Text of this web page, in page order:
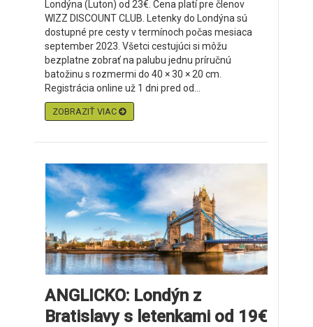
Londýna (Luton) od 23€. Cena platí pre členov
WIZZ DISCOUNT CLUB. Letenky do Londýna sú
dostupné pre cesty v termínoch počas mesiaca
september 2023. Všetci cestujúci si môžu
bezplatne zobrať na palubu jednu príručnú
batožinu s rozmermi do 40 × 30 × 20 cm.
Registrácia online už 1 dni pred od...
ZOBRAZIŤ VIAC
ANGLICKO: Londýn z
Bratislavy s letenkami od 19€